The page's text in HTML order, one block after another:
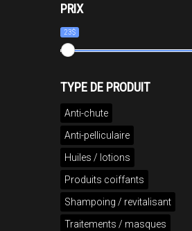
PRIX
23$
TYPE DE PRODUIT
Anti-chute
Anti-pelliculaire
Huiles / lotions
Produits coiffants
Shampoing / revitalisant
Traitements / masques